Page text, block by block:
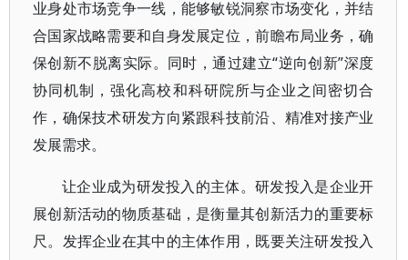
业身处市场竞争一线，能够敏锐洞察市场变化，并结
合国家战略需要和自身发展定位，前瞻布局业务，确
保创新不脱离实际。同时，通过建立“逆向创新”深度
协同机制，强化高校和科研院所与企业之间密切合
作，确保技术研发方向紧跟科技前沿、精准对接产业
发展需求。
让企业成为研发投入的主体。研发投入是企业开
展创新活动的物质基础，是衡量其创新活力的重要标
尺。发挥企业在其中的主体作用，既要关注研发投入